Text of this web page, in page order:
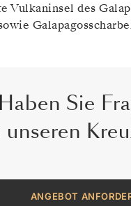
Vulkaninsel des
Haben Sie
ANGEBOT